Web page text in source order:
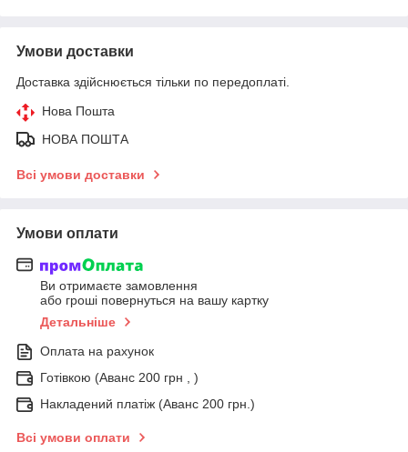
Умови доставки
Доставка здійснюється тільки по передоплаті.
Нова Пошта
НОВА ПОШТА
Всі умови доставки
Умови оплати
Ви отримаєте замовлення
або гроші повернуться на вашу картку
Детальніше
Оплата на рахунок
Готівкою (Аванс 200 грн , )
Накладений платіж (Аванс 200 грн.)
Всі умови оплати